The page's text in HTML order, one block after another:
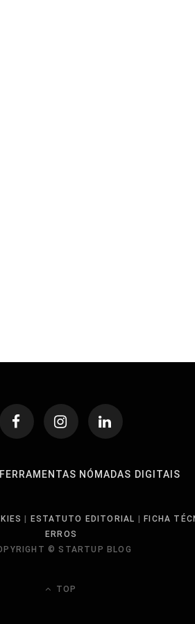
FERRAMENTAS NÓMADAS DIGITAIS
ESTATUTO EDITORIAL FICHA
ERROS
© STARTUP BLOG
TOP